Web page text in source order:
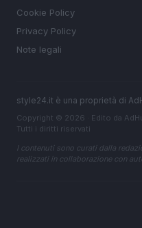
Cookie Policy
Privacy Policy
Note legali
style24.it è una proprietà di
Copyright © 2026 · Edito da
Tutti i diritti riservati
I contenuti sono curati dalla
realizzati in collaborazione con